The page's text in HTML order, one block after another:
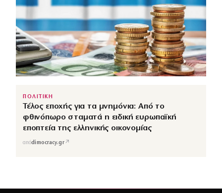
ΠΟΛΙΤΙΚΗ
Τέλος εποχής για τα μνημόνια: Από το
φθινόπωρο σταματά η ειδική ευρωπαϊκή
εποπτεία της ελληνικής οικονομίας
απόdimocracy.gr↗